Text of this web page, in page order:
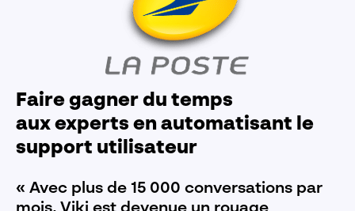
Faire gagner du temps
aux experts en automatisant le
support utilisateur
« Avec plus de 15 000 conversations par